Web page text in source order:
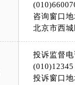
咨询窗口
北京市西
投诉监督
(010)12345
投诉窗口